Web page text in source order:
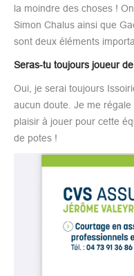
la moindre des choses !
Simon Chalus ainsi que
sont deux éléments
Seras-tu toujours joueur de
Oui, je serai toujours
aucun doute. Je me
plaisir à jouer pour cette
de potes !